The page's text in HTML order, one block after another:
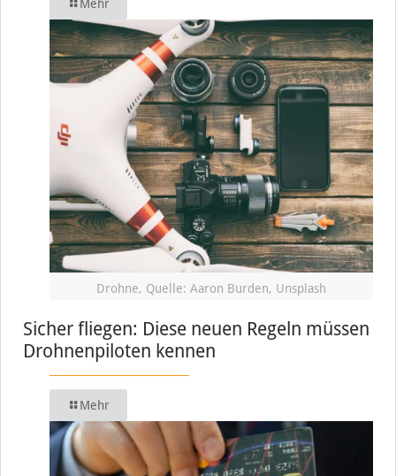
Mehr
Drohne, Quelle: Aaron Burden, Unsplash
Sicher fliegen: Diese neuen Regeln müssen
Drohnenpiloten kennen
Mehr